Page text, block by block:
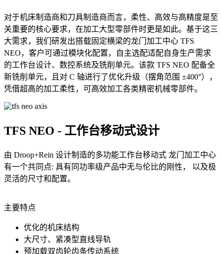
对于机床制造商和刀具制造商而言，柔性、高效与高精度是至
关重要的核心要求，在加工大型零部件时更是如此。基于这三
大需求，我们研发出搭载固定横梁的龙门加工中心 TFS
NEO，客户可通过模块化配置，自主选配适配自身生产需求
的工作台设计、数控系统及铣削单元。该款 TFS NEO 配备全
新铣削单元，且对 C 轴进行了优化升级（摆角范围 ±400°），
凭借超高的加工柔性，可高效加工各类精密机械零部件。
TFS NEO - 工作台移动式设计
由 Droop+Rein 设计制造的多功能工作台移动式 龙门加工中心
有一个共同点: 具有同功率级产品中无与伦比的刚性， 以及极
灵活的尺寸和配置。
主要特点
优化的机床结构
大尺寸、紧凑型直线导轨
预加载双齿轮齿条传动系统